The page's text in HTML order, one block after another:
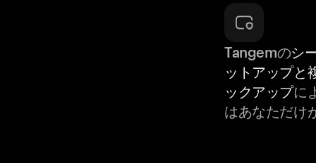
Tangemのシ
ットアップと
ックアップに
はあなただけ